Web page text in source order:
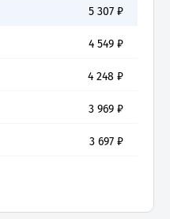
5 307 ₽
4 549 ₽
4 248 ₽
3 969 ₽
3 697 ₽